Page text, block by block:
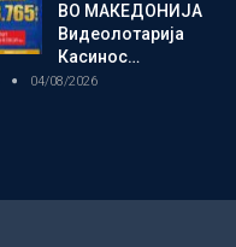
ВО МАКЕДОНИЈА
Видеолотарија
Касинос…
04/08/2026